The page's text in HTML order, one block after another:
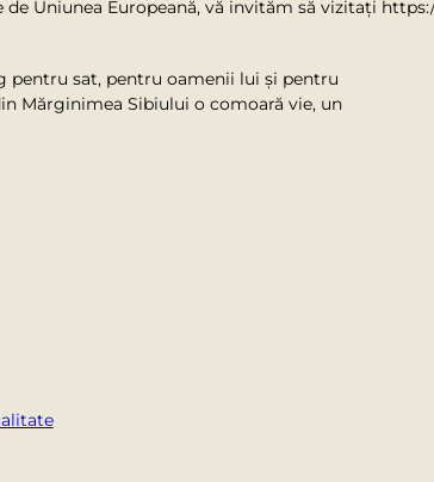
Uniunea Europeană, vă invităm să vizitați
pentru sat, pentru oamenii lui și pentru
Mărginimea Sibiului o comoară vie, un